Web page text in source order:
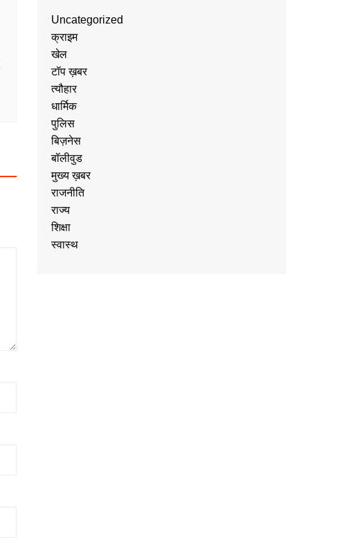
Uncategorized
क्राइम
खेल
टॉप ख़बर
त्यौहार
धार्मिक
पुलिस
बिज़नेस
बॉलीवुड
मुख्य ख़बर
राजनीति
राज्य
शिक्षा
स्वास्थ